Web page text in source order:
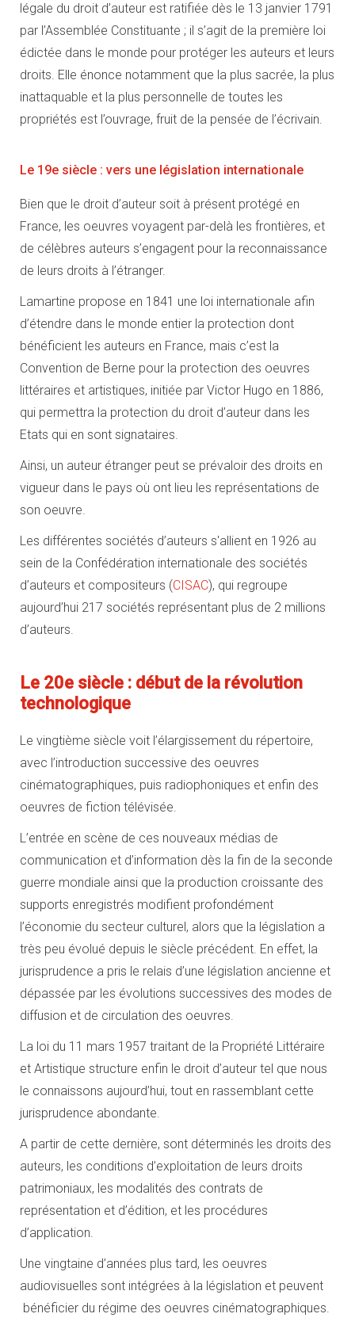
légale du droit d’auteur est ratifiée dès le 13 janvier 1791
par l’Assemblée Constituante ; il s’agit de la première loi
édictée dans le monde pour protéger les auteurs et leurs
droits. Elle énonce notamment que la plus sacrée, la plus
inattaquable et la plus personnelle de toutes les
propriétés est l’ouvrage, fruit de la pensée de l’écrivain.
Le 19e siècle : vers une législation internationale
Bien que le droit d’auteur soit à présent protégé en
France, les oeuvres voyagent par-delà les frontières, et
de célèbres auteurs s’engagent pour la reconnaissance
de leurs droits à l’étranger.
Lamartine propose en 1841 une loi internationale afin
d’étendre dans le monde entier la protection dont
bénéficient les auteurs en France, mais c’est la
Convention de Berne pour la protection des oeuvres
littéraires et artistiques, initiée par Victor Hugo en 1886,
qui permettra la protection du droit d’auteur dans les
Etats qui en sont signataires.
Ainsi, un auteur étranger peut se prévaloir des droits en
vigueur dans le pays où ont lieu les représentations de
son oeuvre.
Les différentes sociétés d’auteurs s'allient en 1926 au
sein de la Confédération internationale des sociétés
d’auteurs et compositeurs (CISAC), qui regroupe
aujourd’hui 217 sociétés représentant plus de 2 millions
d’auteurs.
Le 20e siècle : début de la révolution
technologique
Le vingtième siècle voit l’élargissement du répertoire,
avec l’introduction successive des oeuvres
cinématographiques, puis radiophoniques et enfin des
oeuvres de fiction télévisée.
L’entrée en scène de ces nouveaux médias de
communication et d’information dès la fin de la seconde
guerre mondiale ainsi que la production croissante des
supports enregistrés modifient profondément
l’économie du secteur culturel, alors que la législation a
très peu évolué depuis le siècle précédent. En effet, la
jurisprudence a pris le relais d’une législation ancienne et
dépassée par les évolutions successives des modes de
diffusion et de circulation des oeuvres.
La loi du 11 mars 1957 traitant de la Propriété Littéraire
et Artistique structure enfin le droit d’auteur tel que nous
le connaissons aujourd’hui, tout en rassemblant cette
jurisprudence abondante.
A partir de cette dernière, sont déterminés les droits des
auteurs, les conditions d’exploitation de leurs droits
patrimoniaux, les modalités des contrats de
représentation et d’édition, et les procédures
d’application.
Une vingtaine d’années plus tard, les oeuvres
audiovisuelles sont intégrées à la législation et peuvent
bénéficier du régime des oeuvres cinématographiques.